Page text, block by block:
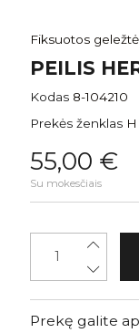
Fiksuotos
PEILIS
Kodas 8-104210
Prekės ženklas
55,00 €
Su mokesčiais
Prekę galite